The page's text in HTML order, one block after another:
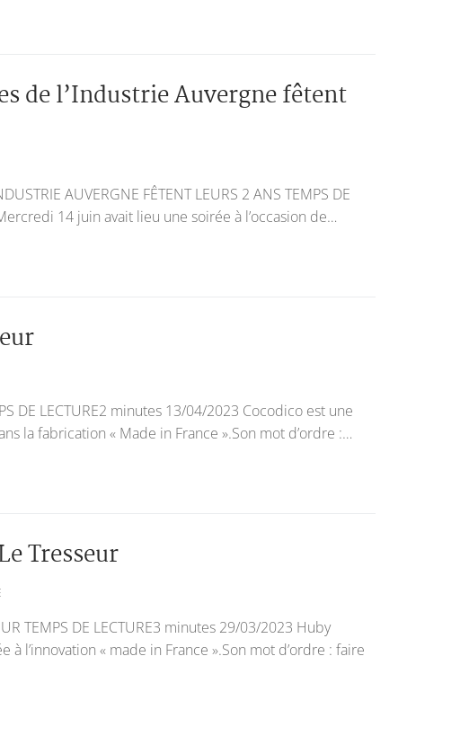
de l’Industrie Auvergne fêtent
AUVERGNE FÊTENT LEURS 2 ANS TEMPS DE
14 juin avait lieu une soirée à l’occasion de…
DE LECTURE2 minutes 13/04/2023 Cocodico est une
la fabrication « Made in France ».Son mot d’ordre :…
Tresseur
TEMPS DE LECTURE3 minutes 29/03/2023 Huby
l’innovation « made in France ».Son mot d’ordre : faire